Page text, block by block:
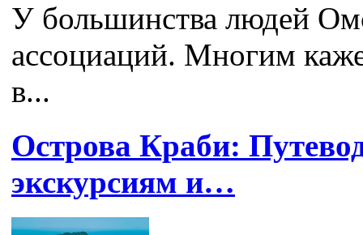
У большинства людей
ассоциаций. Многим
в...
Острова Краби:
экскурсиям и…